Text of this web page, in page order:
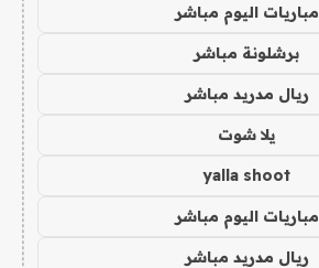
مباريات اليوم مباشر
برشلونة مباشر
ريال مدريد مباشر
يلا شوت
yalla shoot
مباريات اليوم مباشر
ريال مدريد مباشر